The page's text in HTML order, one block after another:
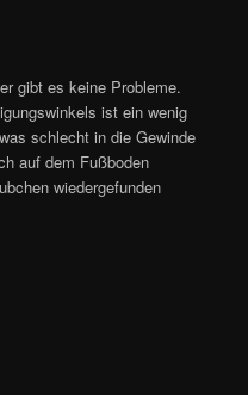
gibt es keine Probleme.
ist ein wenig
schlecht in die Gewinde
auf dem Fußboden
wiedergefunden